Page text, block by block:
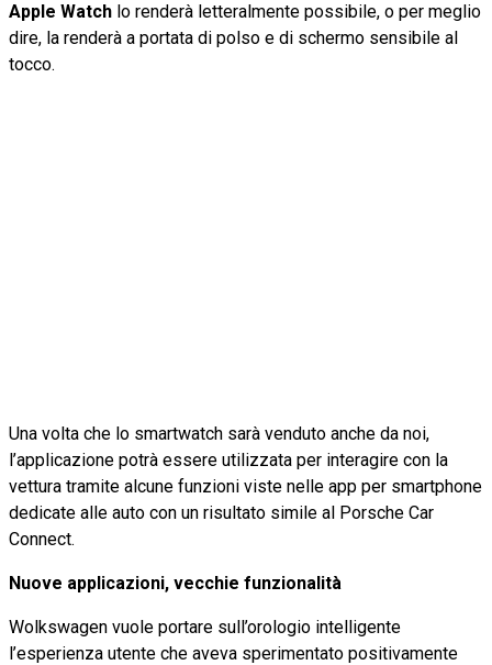
Apple Watch lo renderà letteralmente possibile, o per meglio
dire, la renderà a portata di polso e di schermo sensibile al
tocco.
Una volta che lo smartwatch sarà venduto anche da noi,
l’applicazione potrà essere utilizzata per interagire con la
vettura tramite alcune funzioni viste nelle app per smartphone
dedicate alle auto con un risultato simile al Porsche Car
Connect.
Nuove applicazioni, vecchie funzionalità
Wolkswagen vuole portare sull’orologio intelligente
l’esperienza utente che aveva sperimentato positivamente